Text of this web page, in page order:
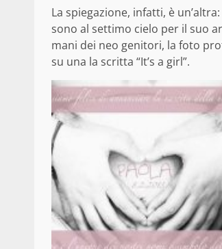
La spiegazione, infatti, è
sono al settimo cielo per il suo
mani dei neo genitori, la foto
su una la scritta “It’s a girl”.